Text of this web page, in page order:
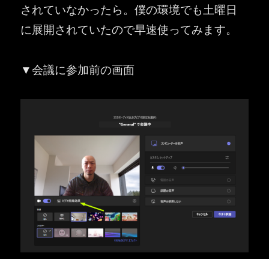
されていなかったら。僕の環境でも土曜日
に展開されていたので早速使ってみます。
▼会議に参加前の画面